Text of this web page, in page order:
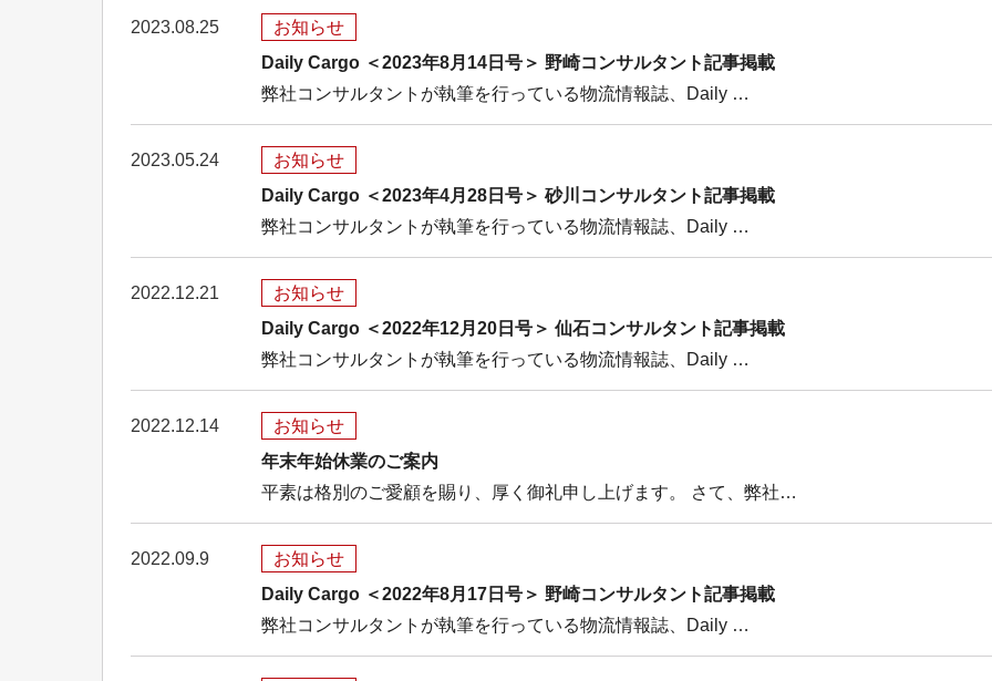
2023.08.25
お知らせ
Daily Cargo ＜2023年8月14日号＞ 野崎コンサルタント記事掲載
弊社コンサルタントが執筆を行っている物流情報誌、Daily …
2023.05.24
お知らせ
Daily Cargo ＜2023年4月28日号＞ 砂川コンサルタント記事掲載
弊社コンサルタントが執筆を行っている物流情報誌、Daily …
2022.12.21
お知らせ
Daily Cargo ＜2022年12月20日号＞ 仙石コンサルタント記事掲載
弊社コンサルタントが執筆を行っている物流情報誌、Daily …
2022.12.14
お知らせ
年末年始休業のご案内
平素は格別のご愛顧を賜り、厚く御礼申し上げます。 さて、弊社…
2022.09.9
お知らせ
Daily Cargo ＜2022年8月17日号＞ 野崎コンサルタント記事掲載
弊社コンサルタントが執筆を行っている物流情報誌、Daily …